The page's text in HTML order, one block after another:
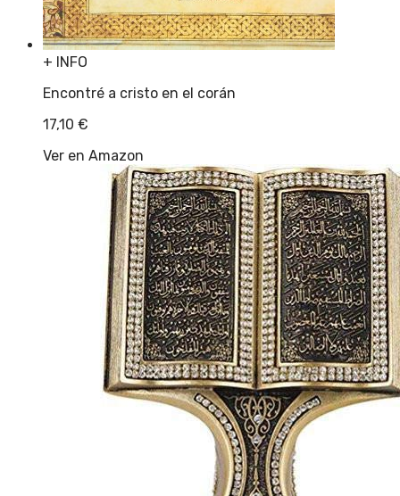
+ INFO
Encontré a cristo en el corán
17,10 €
Ver en Amazon